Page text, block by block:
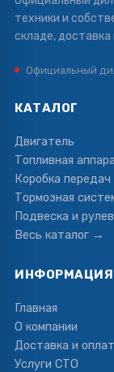
техники и
складе, доставка
Официальный
КАТАЛОГ
Двигатель
Топливная
Коробка передач
Тормозная
Подвеска и
Весь каталог →
ИНФОРМАЦИЯ
Главная
О компании
Доставка и
Услуги СТО